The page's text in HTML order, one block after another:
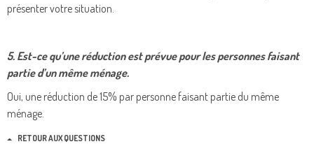
présenter votre situation.
5. Est-ce qu’une réduction est prévue pour les personnes faisant
partie d’un même ménage.
Oui, une réduction de 15% par personne faisant partie du même
ménage.
RETOUR AUX QUESTIONS